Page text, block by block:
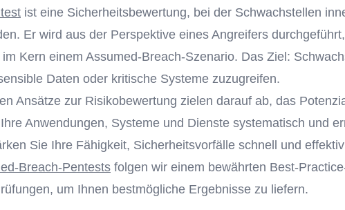
ist eine Sicherheitsbewertung, bei der Schwachstellen
Er wird aus der Perspektive eines Angreifers
Kern einem Assumed-Breach-Szenario. Das Ziel:
Daten oder kritische Systeme zuzugreifen.
Ansätze zur Risikobewertung zielen darauf ab, das
Anwendungen, Systeme und Dienste systematisch und
Sie Ihre Fähigkeit, Sicherheitsvorfälle schnell und
Breach-Pentests folgen wir einem bewährten Best-
um Ihnen bestmögliche Ergebnisse zu liefern.